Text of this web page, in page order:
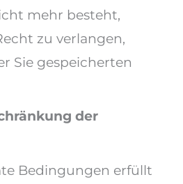
mehr besteht,
zu verlangen,
Sie gespeicherten
der
Bedingungen erfüllt